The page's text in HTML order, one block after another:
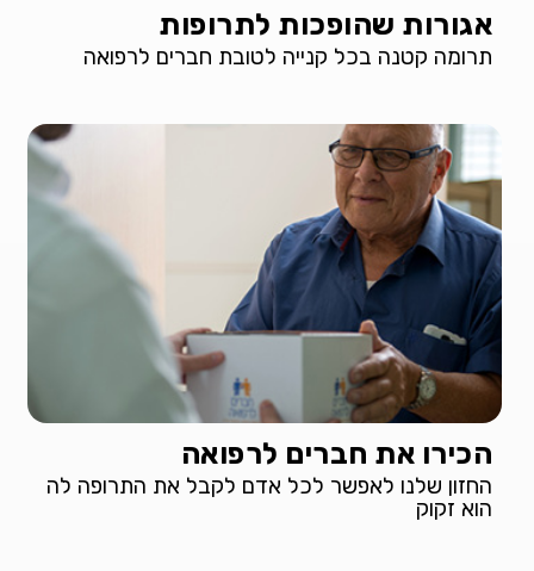
אגורות שהופכות לתרופות
תרומה קטנה בכל קנייה לטובת חברים לרפואה
הכירו את חברים לרפואה
החזון שלנו לאפשר לכל אדם לקבל את התרופה לה
הוא זקוק